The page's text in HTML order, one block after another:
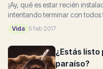
¡Ay, qué es estar recién
intentando terminar con
¡Ya está cerca el final --
Vida 5 feb 2017
¿Estás listo
paraíso?